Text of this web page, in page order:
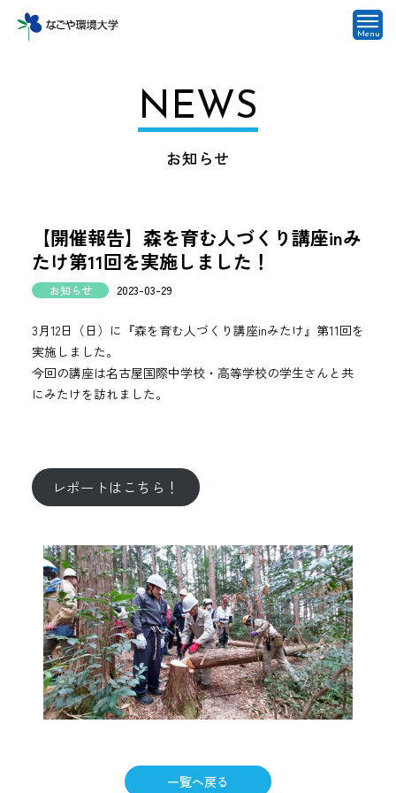
Menu
NEWS
お知らせ
【開催報告】森を育む人づくり講座inみ
たけ第11回を実施しました！
お知らせ 2023-03-29
3月12日（日）に『森を育む人づくり講座inみたけ』第11回を
実施しました。
今回の講座は名古屋国際中学校・高等学校の学生さんと共
にみたけを訪れました。
レポートはこちら！
一覧へ戻る